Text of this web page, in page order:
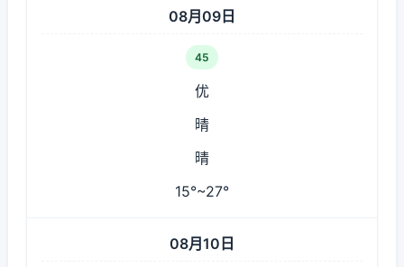
08月09日
45
优
晴
晴
15°~27°
08月10日